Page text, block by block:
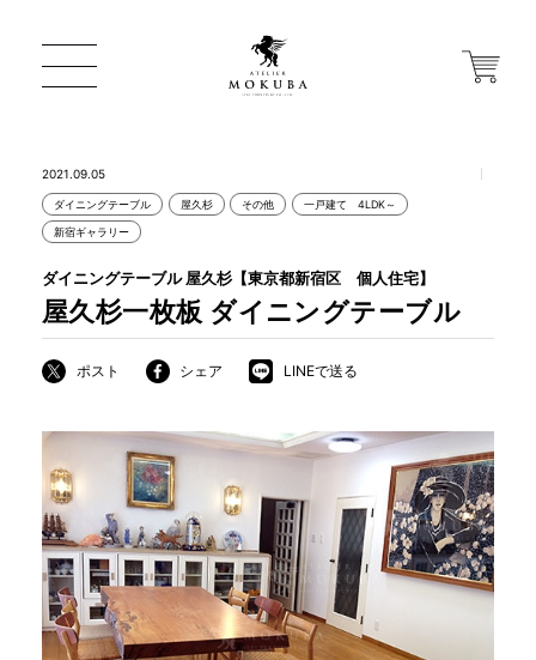
店舗から探す
MOKUBA について
商品情報
直営店
2021.09.05
ダイニングテーブル 屋久杉 その他 一戸建て 4LDK～
新宿ギャラリー
屋久杉一枚板 ダイニングテーブル
ダイニングテーブル 屋久杉【東京都新宿区 個人住宅】
ポスト シェア LINEで送る